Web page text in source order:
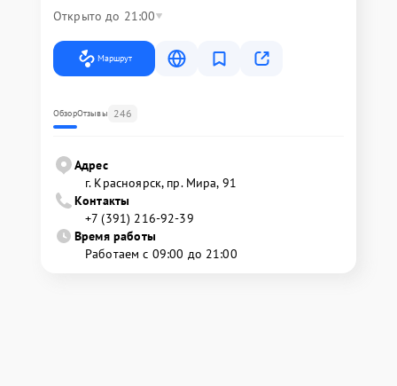
Открыто до 21:00
Маршрут
ОбзорОтзывы 246
Адрес
г. Красноярск, ​пр. Мира, 91
Контакты
+7 (391) 216-92-39
Время работы
Работаем с 09:00 до 21:00